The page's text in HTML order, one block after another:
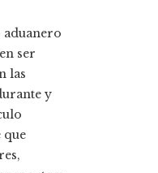
aduanero
ser
las
y
que